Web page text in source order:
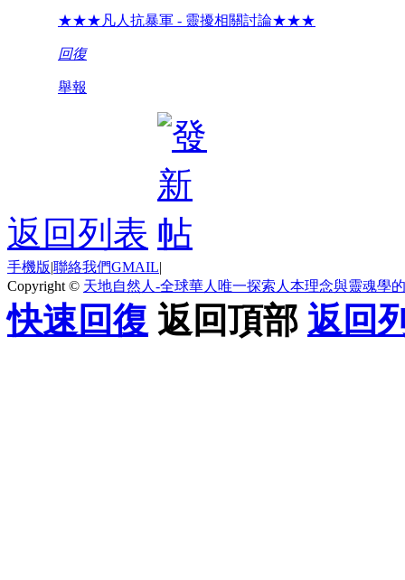
★★★凡人抗暴軍 - 靈擾相關討論★★★
回復
舉報
返回列表
手機版|聯絡我們GMAIL|
Copyright © 天地自然人-全球華人唯一探索人本理念與靈魂學
快速回復 返回頂部 返回